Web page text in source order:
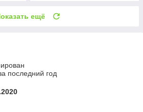
ещё
последний год